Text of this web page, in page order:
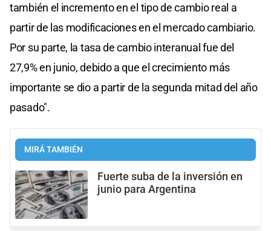
también el incremento en el tipo de cambio real a
partir de las modificaciones en el mercado cambiario.
Por su parte, la tasa de cambio interanual fue del
27,9% en junio, debido a que el crecimiento más
importante se dio a partir de la segunda mitad del año
pasado".
MIRÁ TAMBIÉN
Fuerte suba de la inversión en
junio para Argentina